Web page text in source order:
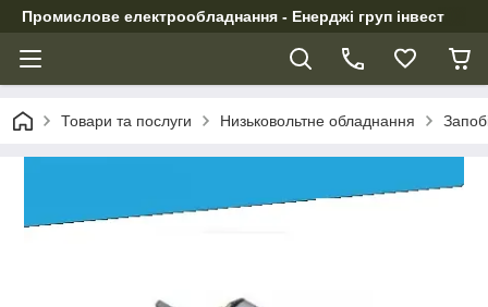
Промислове електрообладнання - Енерджі груп інвест
Товари та послуги Низьковольтне обладнання